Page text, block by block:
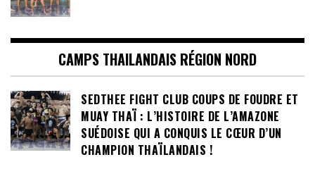
CAMPS THAILANDAIS RÉGION NORD
SEDTHEE FIGHT CLUB COUPS DE FOUDRE ET
MUAY THAÏ : L’HISTOIRE DE L’AMAZONE
SUÉDOISE QUI A CONQUIS LE CŒUR D’UN
CHAMPION THAÏLANDAIS !